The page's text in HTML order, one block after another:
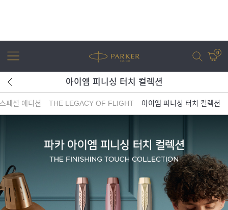
0
어번 아이엠 조터 XL 조터
아이엠 피니싱 터치 컬렉션
페셜 에디션 THE LEGACY OF FLIGHT 아이엠 피니싱 터치 컬렉션